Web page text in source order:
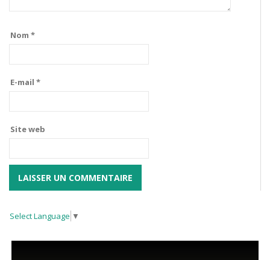
Nom *
E-mail *
Site web
Select Language ▼